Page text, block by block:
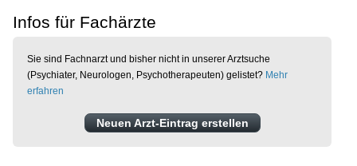
Infos für Fachärzte
Sie sind Fachnarzt und bisher nicht in unserer Arztsuche
(Psychiater, Neurologen, Psychotherapeuten) gelistet? Mehr
erfahren
Neuen Arzt-Eintrag erstellen